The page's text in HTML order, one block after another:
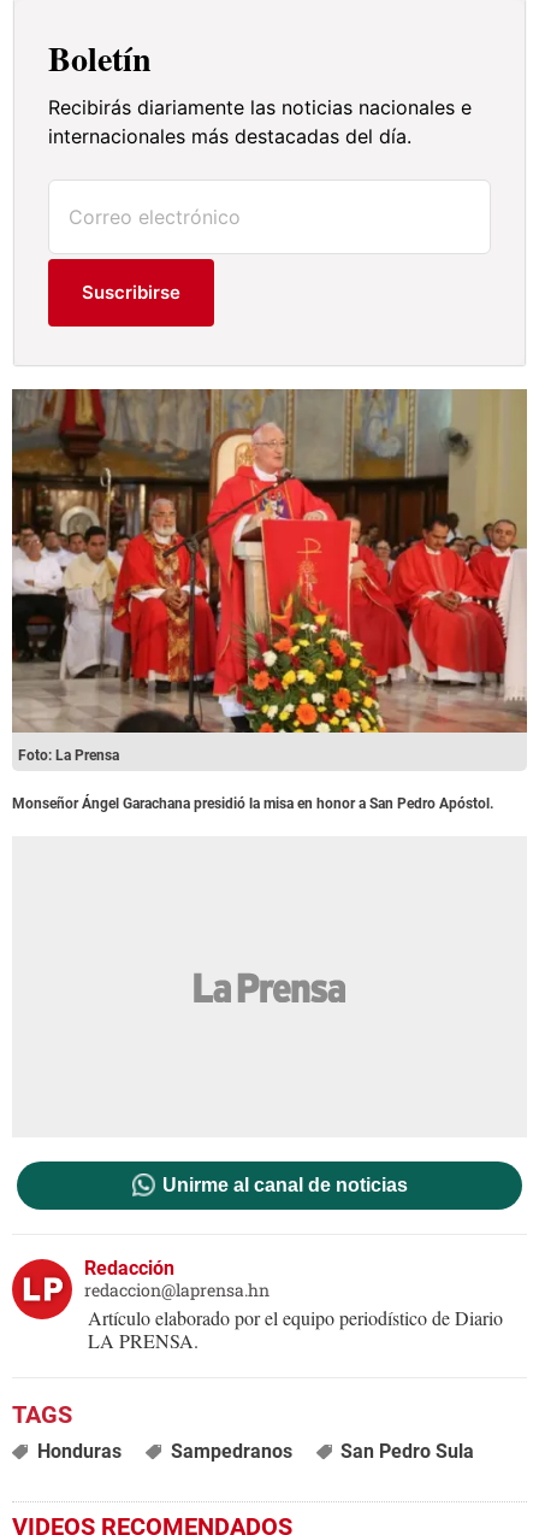
Boletín
Recibirás diariamente las noticias nacionales e
internacionales más destacadas del día.
Suscribirse
Foto: La Prensa
Monseñor Ángel Garachana presidió la misa en honor a San Pedro Apóstol.
Unirme al canal de noticias
Redacción
redaccion@laprensa.hn
Artículo elaborado por el equipo periodístico de Diario
LA PRENSA.
Honduras Sampedranos San Pedro Sula
VIDEOS RECOMENDADOS